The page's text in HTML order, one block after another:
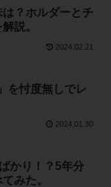
？ホルダーとチ
説。
2024.02.21
を忖度無しでレ
2024.01.30
かり！？5年分
みた。